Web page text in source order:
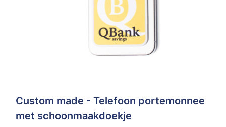
Custom made - Telefoon portemonnee
met schoonmaakdoekje